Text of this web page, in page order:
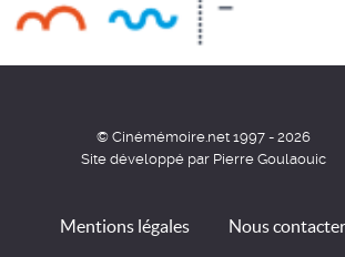
© Cinémémoire.net 1997 - 2026
Site développé par Pierre Goulaouic
Mentions légales Nous contacter